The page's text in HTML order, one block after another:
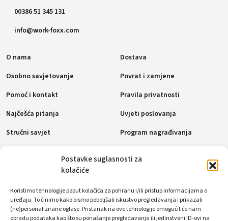
Postavke suglasnosti za
kolačiće
Koristimo tehnologije poput kolačića za pohranu i/ili pristup informacijama o
uređaju. To činimo kako bismo poboljšali iskustvo pregledavanja i prikazali
(ne)personalizirane oglase. Pristanak na ove tehnologije omogućit će nam
obradu podataka kao što su ponašanje pregledavanja ili jedinstveni ID-ovi na
00386 51 345 131
info@work-foxx.com
O nama
Osobno savjetovanje
Pomoć i kontakt
Najčešća pitanja
Stručni savjet
Dostava
Povrat i zamjene
Pravila privatnosti
Uvjeti poslovanja
Program nagrađivanja